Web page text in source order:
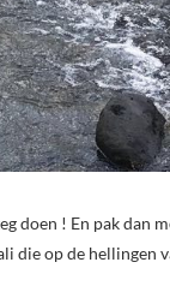
doen ! En pak dan
die op de hellingen